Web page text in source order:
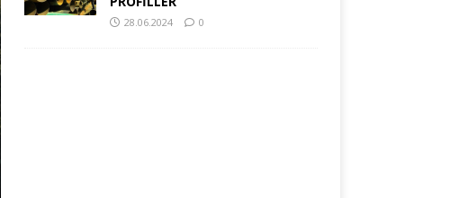
28.06.2024 0